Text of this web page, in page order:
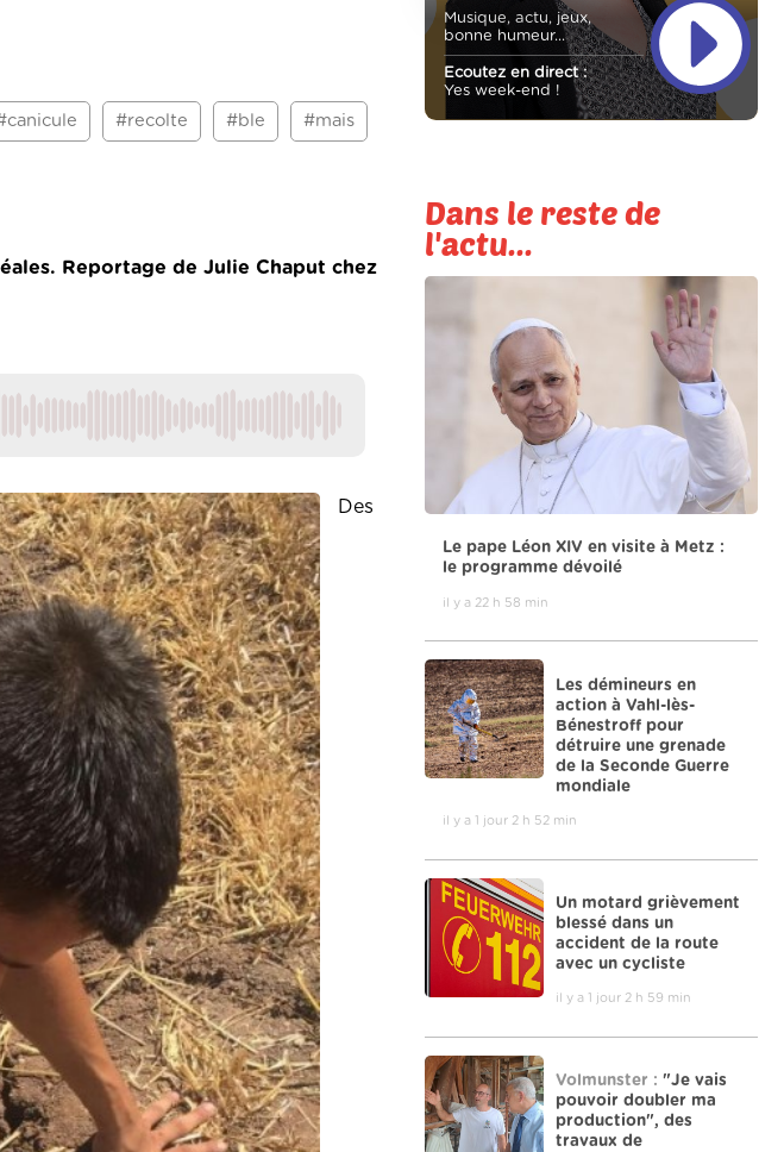
#recolte #ble #mais
Reportage de Julie Chaput chez
Des
Musique, actu, jeux,
bonne humeur...
Ecoutez en direct :
Yes week-end !
Dans le reste de
l'actu...
Le pape Léon XIV en visite à Metz :
le programme dévoilé
il y a 22 h 58 min
Les démineurs en
action à Vahl-lès-
Bénestroff pour
détruire une grenade
de la Seconde Guerre
mondiale
il y a 1 jour 2 h 52 min
Un motard grièvement
blessé dans un
accident de la route
avec un cycliste
il y a 1 jour 2 h 59 min
Volmunster : "Je vais
pouvoir doubler ma
production", des
travaux de